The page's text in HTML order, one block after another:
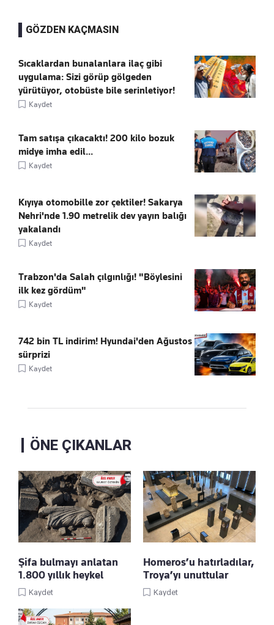
GÖZDEN KAÇMASIN
Sıcaklardan bunalanlara ilaç gibi
uygulama: Sizi görüp gölgeden
yürütüyor, otobüste bile serinletiyor!
Kaydet
Tam satışa çıkacaktı! 200 kilo bozuk
midye imha edil...
Kaydet
Kıyıya otomobille zor çektiler! Sakarya
Nehri'nde 1.90 metrelik dev yayın balığı
yakalandı
Kaydet
Trabzon'da Salah çılgınlığı! "Böylesini
ilk kez gördüm"
Kaydet
742 bin TL indirim! Hyundai'den Ağustos
sürprizi
Kaydet
ÖNE ÇIKANLAR
Şifa bulmayı anlatan
1.800 yıllık heykel
Kaydet
Homeros’u hatırladılar,
Troya’yı unuttular
Kaydet